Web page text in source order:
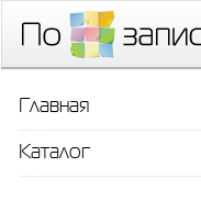
Главная
Каталог